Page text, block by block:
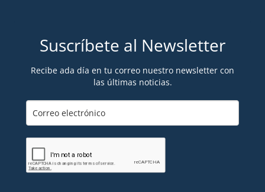
Suscríbete al Newsletter
Recibe ada día en tu correo nuestro newsletter con
las últimas noticias.